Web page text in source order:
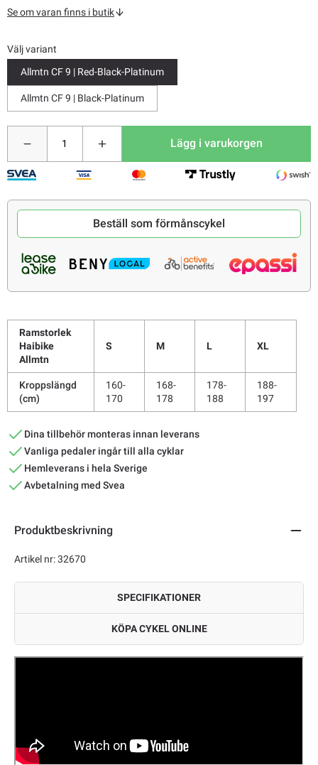
Se om varan finns i butik
Välj variant
Allmtn CF 9 | Red-Black-Platinum
Allmtn CF 9 | Black-Platinum
Lägg i varukorgen
Beställ som förmånscykel
Ramstorlek
Haibike
Allmtn
S M L XL
Kroppslängd
(cm)
160-
170
168-
178
178-
188
188-
197
Dina tillbehör monteras innan leverans
Vanliga pedaler ingår till alla cyklar
Hemleverans i hela Sverige
Avbetalning med Svea
Produktbeskrivning
Artikel nr: 32670
SPECIFIKATIONER
KÖPA CYKEL ONLINE